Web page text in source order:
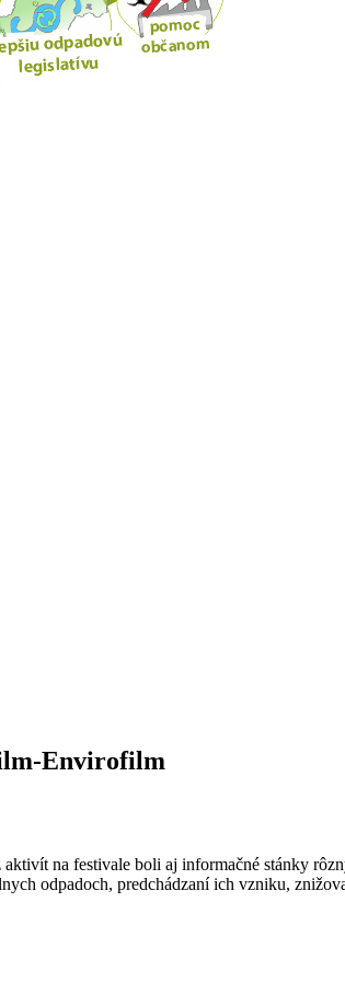
Envirofilm
na festivale boli aj informačné stánky
odpadoch, predchádzaní ich vzniku,